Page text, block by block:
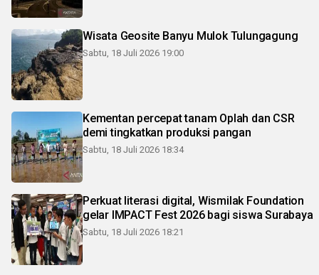
Wisata Geosite Banyu Mulok Tulungagung
Sabtu, 18 Juli 2026 19:00
Kementan percepat tanam Oplah dan CSR
demi tingkatkan produksi pangan
Sabtu, 18 Juli 2026 18:34
Perkuat literasi digital, Wismilak Foundation
gelar IMPACT Fest 2026 bagi siswa Surabaya
Sabtu, 18 Juli 2026 18:21